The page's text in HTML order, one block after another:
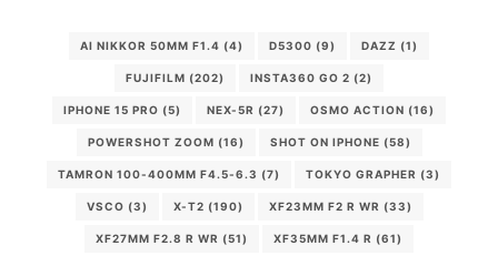
AI NIKKOR 50MM F1.4 (4) D5300 (9) DAZZ (1)
FUJIFILM (202) INSTA360 GO 2 (2)
IPHONE 15 PRO (5) NEX-5R (27) OSMO ACTION (16)
POWERSHOT ZOOM (16) SHOT ON IPHONE (58)
TAMRON 100-400MM F4.5-6.3 (7) TOKYO GRAPHER (3)
VSCO (3) X-T2 (190) XF23MM F2 R WR (33)
XF27MM F2.8 R WR (51) XF35MM F1.4 R (61)